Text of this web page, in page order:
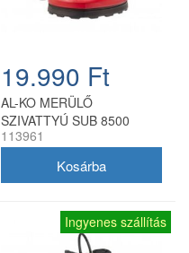
19.990 Ft
AL-KO MERÜLŐ
SZIVATTYÚ SUB 8500
EASY
113961
Ingyenes szállítás